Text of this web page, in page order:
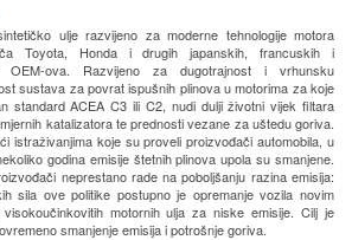
ulje razvijeno za moderne tehnologije motora
Toyota, Honda i drugih japanskih, francuskih i
OEM-ova. Razvijeno za dugotrajnost i vrhunsku
sustava za povrat ispušnih plinova u motorima za koje
standard ACEA C3 ili C2, nudi dulji životni vijek filtara
katalizatora te prednosti vezane za uštedu goriva.
istraživanjima koje su proveli proizvođači automobila, u
godina emisije štetnih plinova upola su smanjene.
neprestano rade na poboljšanju razina emisija:
sila ove politike postupno je opremanje vozila novim
motornih ulja za niske emisije. Cilj je
smanjenje emisija i potrošnje goriva.